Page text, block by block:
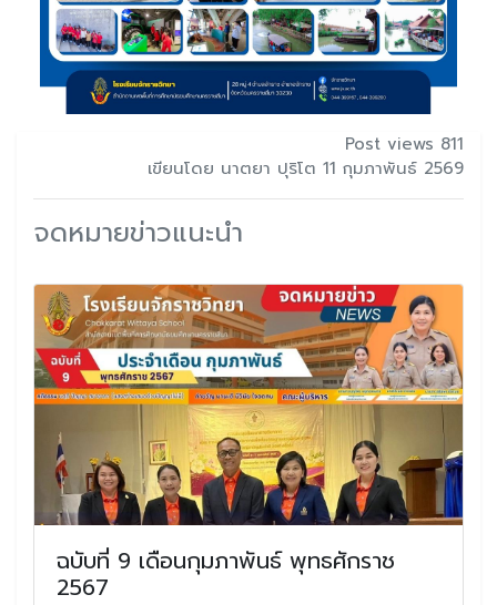
Post views 811
เขียนโดย นาตยา ปุริโต 11 กุมภาพันธ์ 2569
จดหมายข่าวแนะนำ
ฉบับที่ 9 เดือนกุมภาพันธ์ พุทธศักราช
2567